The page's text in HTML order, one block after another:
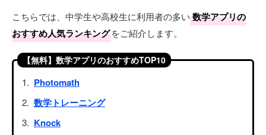
こちらでは、中学生や高校生に利用者の多い 数学アプリの
おすすめ人気ランキングをご紹介します。
【無料】数学アプリのおすすめTOP10
Photomath
数学トレーニング
Knock